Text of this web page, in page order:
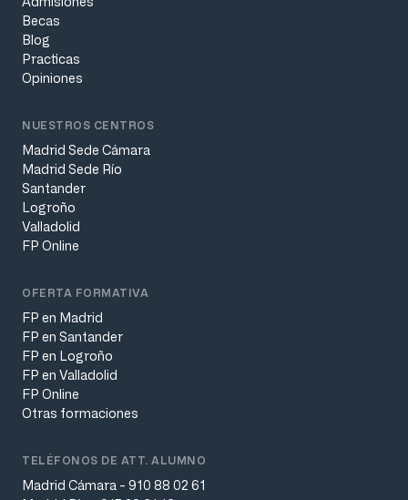
Becas
Blog
Practicas
Opiniones
NUESTROS CENTROS
Madrid Sede Cámara
Madrid Sede Río
Santander
Logroño
Valladolid
FP Online
OFERTA FORMATIVA
FP en Madrid
FP en Santander
FP en Logroño
FP en Valladolid
FP Online
Otras formaciones
TELÉFONOS DE ATT. ALUMNO
Madrid Cámara - 910 88 02 61